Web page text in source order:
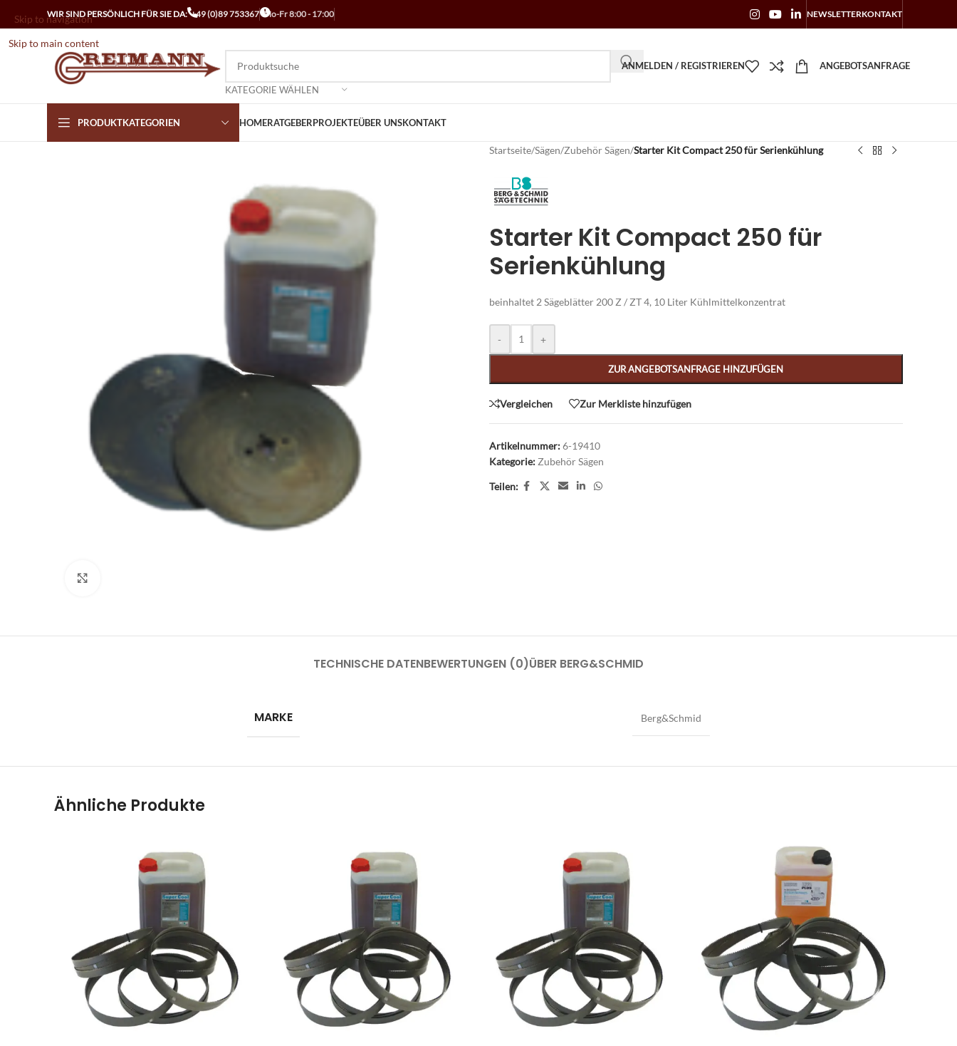
Skip to navigation
Skip to main content
WIR SIND PERSÖNLICH FÜR SIE DA: +49 (0)89 753367 Mo-Fr 8:00 - 17:00 NEWSLETTERKONTAKT
KATEGORIE WÄHLEN
ANMELDEN / REGISTRIEREN ANGEBOTSANFRAGE
PRODUKTKATEGORIEN HOMERATGEBERPROJEKTEÜBER UNSKONTAKT
Startseite/Sägen/Zubehör Sägen/Starter Kit Compact 250 für Serienkühlung
Starter Kit Compact 250 für
Serienkühlung
beinhaltet 2 Sägeblätter 200 Z / ZT 4, 10 Liter Kühlmittelkonzentrat
- +
ZUR ANGEBOTSANFRAGE HINZUFÜGEN
Vergleichen Zur Merkliste hinzufügen
Artikelnummer:6-19410
Kategorie: Zubehör Sägen
Teilen:
TECHNISCHE DATENBEWERTUNGEN (0)ÜBER BERG&SCHMID
MARKE Berg&Schmid
Ähnliche Produkte